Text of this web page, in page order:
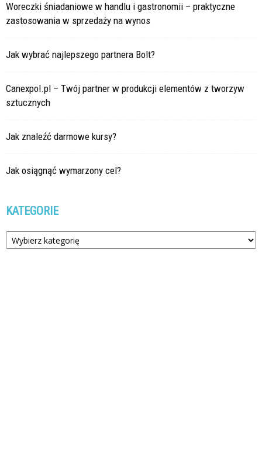
Woreczki śniadaniowe w handlu i gastronomii – praktyczne
zastosowania w sprzedaży na wynos
Jak wybrać najlepszego partnera Bolt?
Canexpol.pl – Twój partner w produkcji elementów z tworzyw
sztucznych
Jak znaleźć darmowe kursy?
Jak osiągnąć wymarzony cel?
KATEGORIE
Kategorie